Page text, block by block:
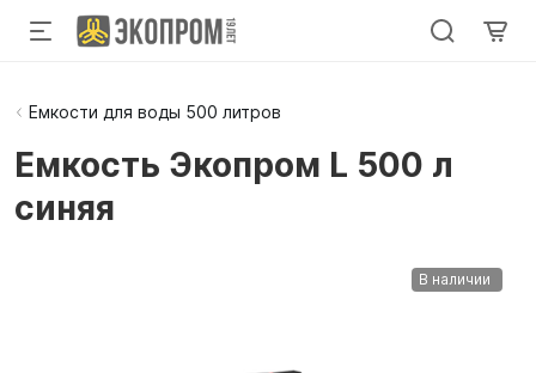
Емкости для воды 500 литров
Емкость Экопром L 500 л
синяя
В наличии